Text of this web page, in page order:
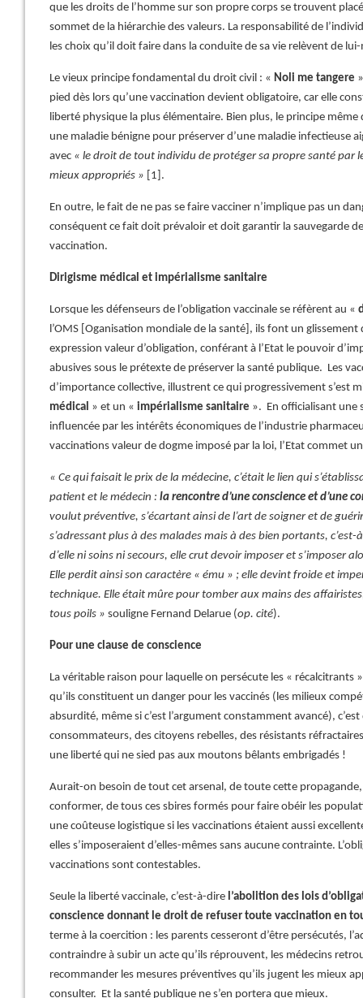
que les droits de l’homme sur son propre corps se trouvent
sommet de la hiérarchie des valeurs. La responsabilité de
les choix qu’il doit faire dans la conduite de sa vie relèvent de
Le vieux principe fondamental du droit civil : « Noli me tangere
pied dès lors qu’une vaccination devient obligatoire, car elle
liberté physique la plus élémentaire. Bien plus, le principe
une maladie bénigne pour préserver d’une maladie infectieuse
avec « le droit de tout individu de protéger sa propre santé par
mieux appropriés »
[1].
En outre, le fait de ne pas se faire vacciner n’implique pas un
conséquent ce fait doit prévaloir et doit garantir la sauvegarde
vaccination.
Dirigisme médical et impérialisme sanitaire
Lorsque les défenseurs de l’obligation vaccinale se réfèrent au «
l’OMS [Oganisation mondiale de la santé], ils font un
expression valeur d’obligation, conférant à l’Etat le pouvoir
abusives sous le prétexte de préserver la santé publique. Les
d’importance collective, illustrent ce qui progressivement s’est
médical » et un « impérialisme sanitaire ». En officialisant une
influencée par les intérêts économiques de l’industrie
vaccinations valeur de dogme imposé par la loi, l’Etat commet
« Ce qui faisait le prix de la médecine, c’était le lien qui
patient et le médecin : la rencontre d’une conscience et d’une
voulut préventive, s’écartant ainsi de l’art de soigner et de
s’adressant plus à des malades mais à des bien portants,
d’elle ni soins ni secours, elle crut devoir imposer et s’imposer
Elle perdit ainsi son caractère « ému » ; elle devint froide et
technique. Elle était mûre pour tomber aux mains des
tous poils » souligne Fernand Delarue (op. cité).
Pour une clause de conscience
La véritable raison pour laquelle on persécute les « récalcitrants
qu’ils constituent un danger pour les vaccinés (les milieux
absurdité, même si c’est l’argument constamment avancé),
consommateurs, des citoyens rebelles, des résistants
une liberté qui ne sied pas aux moutons bêlants embrigadés !
Aurait-on besoin de tout cet arsenal, de toute cette
conformer, de tous ces sbires formés pour faire obéir les
une coûteuse logistique si les vaccinations étaient aussi
elles s’imposeraient d’elles-mêmes sans aucune contrainte.
vaccinations sont contestables.
Seule la liberté vaccinale, c’est-à-dire l’abolition des lois
conscience donnant le droit de refuser toute vaccination en
terme à la coercition : les parents cesseront d’être persécutés,
contraindre à subir un acte qu’ils réprouvent, les médecins
recommander les mesures préventives qu’ils jugent les mieux
consulter. Et la santé publique ne s’en portera que mieux.